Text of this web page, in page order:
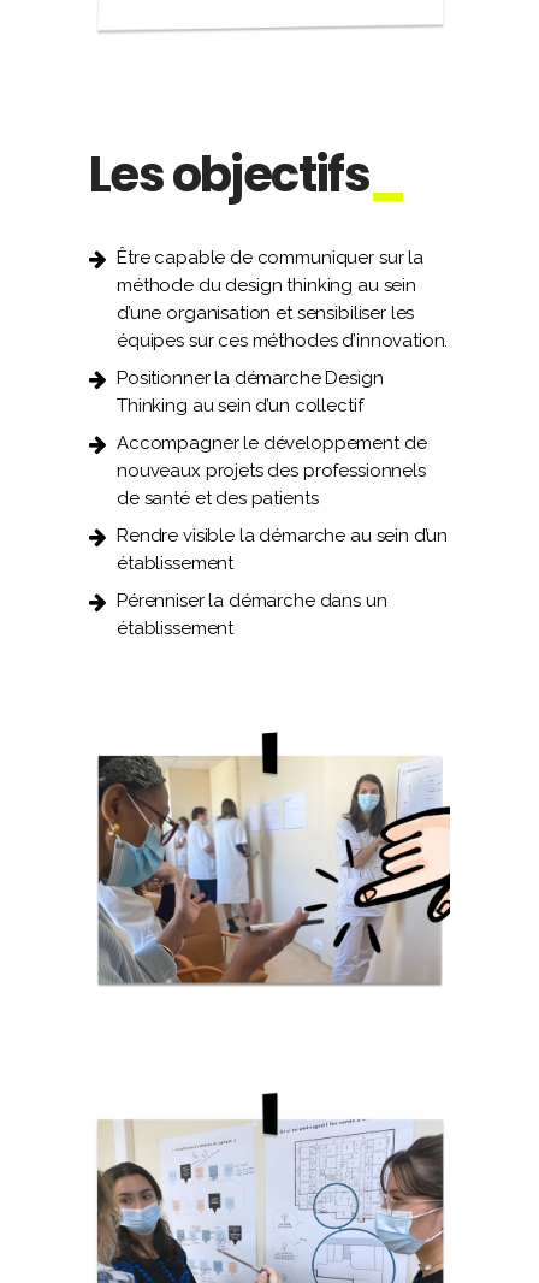
Les objectifs
Être capable de communiquer sur la
méthode du design thinking au sein
d’une organisation et sensibiliser les
équipes sur ces méthodes d’innovation.
Positionner la démarche Design
Thinking au sein d’un collectif
Accompagner le développement de
nouveaux projets des professionnels
de santé et des patients
Rendre visible la démarche au sein d’un
établissement
Pérenniser la démarche dans un
établissement